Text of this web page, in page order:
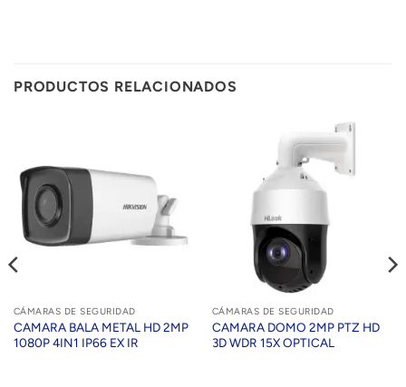
PRODUCTOS RELACIONADOS
CÁMARAS DE SEGURIDAD
CAMARA BALA METAL HD 2MP
1080P 4IN1 IP66 EX IR
CÁMARAS DE SEGURIDAD
CAMARA DOMO 2MP PTZ HD
3D WDR 15X OPTICAL